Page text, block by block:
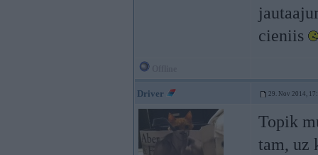
cieniis
Driver 29. Nov 2014,
Topik
tam, uz